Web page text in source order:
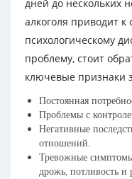
дней до нескольких
алкоголя приводит
психологическому
проблему, стоит
ключевые признаки
Постоянная
Проблемы с
Негативные
отношений.
Тревожные
дрожь, потливость и